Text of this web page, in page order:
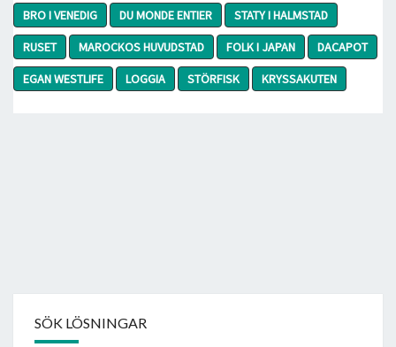
BRO I VENEDIG
DU MONDE ENTIER
STATY I HALMSTAD
RUSET
MAROCKOS HUVUDSTAD FOLK I JAPAN
DACAPOT
EGAN WESTLIFE
LOGGIA STÖRFISK KRYSSAKUTEN
SÖK LÖSNINGAR